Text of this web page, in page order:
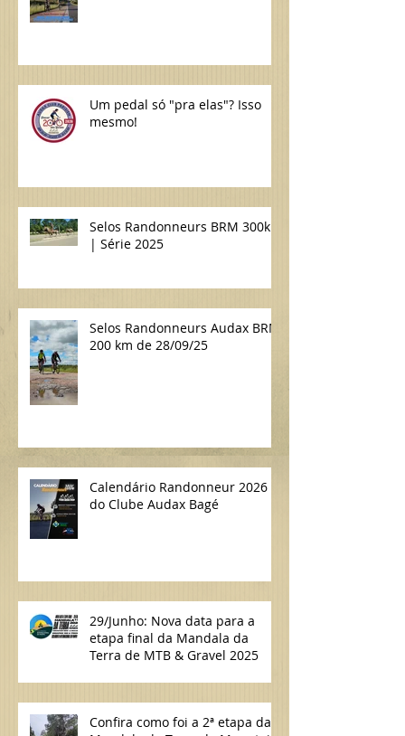
Um pedal só "pra elas"? Isso
mesmo!
Selos Randonneurs BRM 300km
| Série 2025
Selos Randonneurs Audax BRM
200 km de 28/09/25
Calendário Randonneur 2026
do Clube Audax Bagé
29/Junho: Nova data para a
etapa final da Mandala da
Terra de MTB & Gravel 2025
Confira como foi a 2ª etapa da